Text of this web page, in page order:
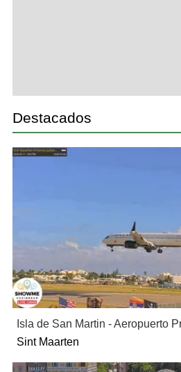
Destacados
Isla de San Martin - Aeropuerto
Sint Maarten